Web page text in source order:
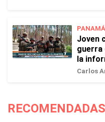
PANAMÁ
Joven
guerra
la
Carlos
RECOMENDADAS